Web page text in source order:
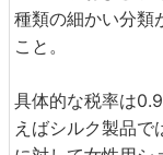
種類の細かい分類
こと。
具体的な税率は
えばシルク製品